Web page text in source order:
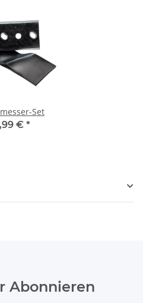
Set
€ *
Abonnieren